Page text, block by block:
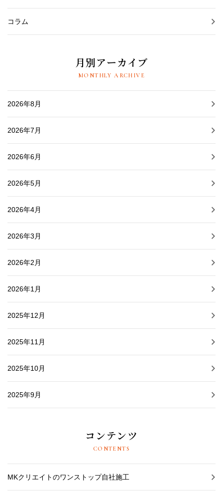
コラム
月別アーカイブ
MONTHLY ARCHIVE
2026年8月
2026年7月
2026年6月
2026年5月
2026年4月
2026年3月
2026年2月
2026年1月
2025年12月
2025年11月
2025年10月
2025年9月
コンテンツ
CONTENTS
MKクリエイトのワンストップ自社施工